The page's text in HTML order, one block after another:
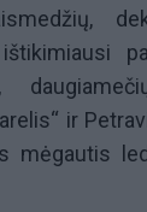
ir
mėgautis